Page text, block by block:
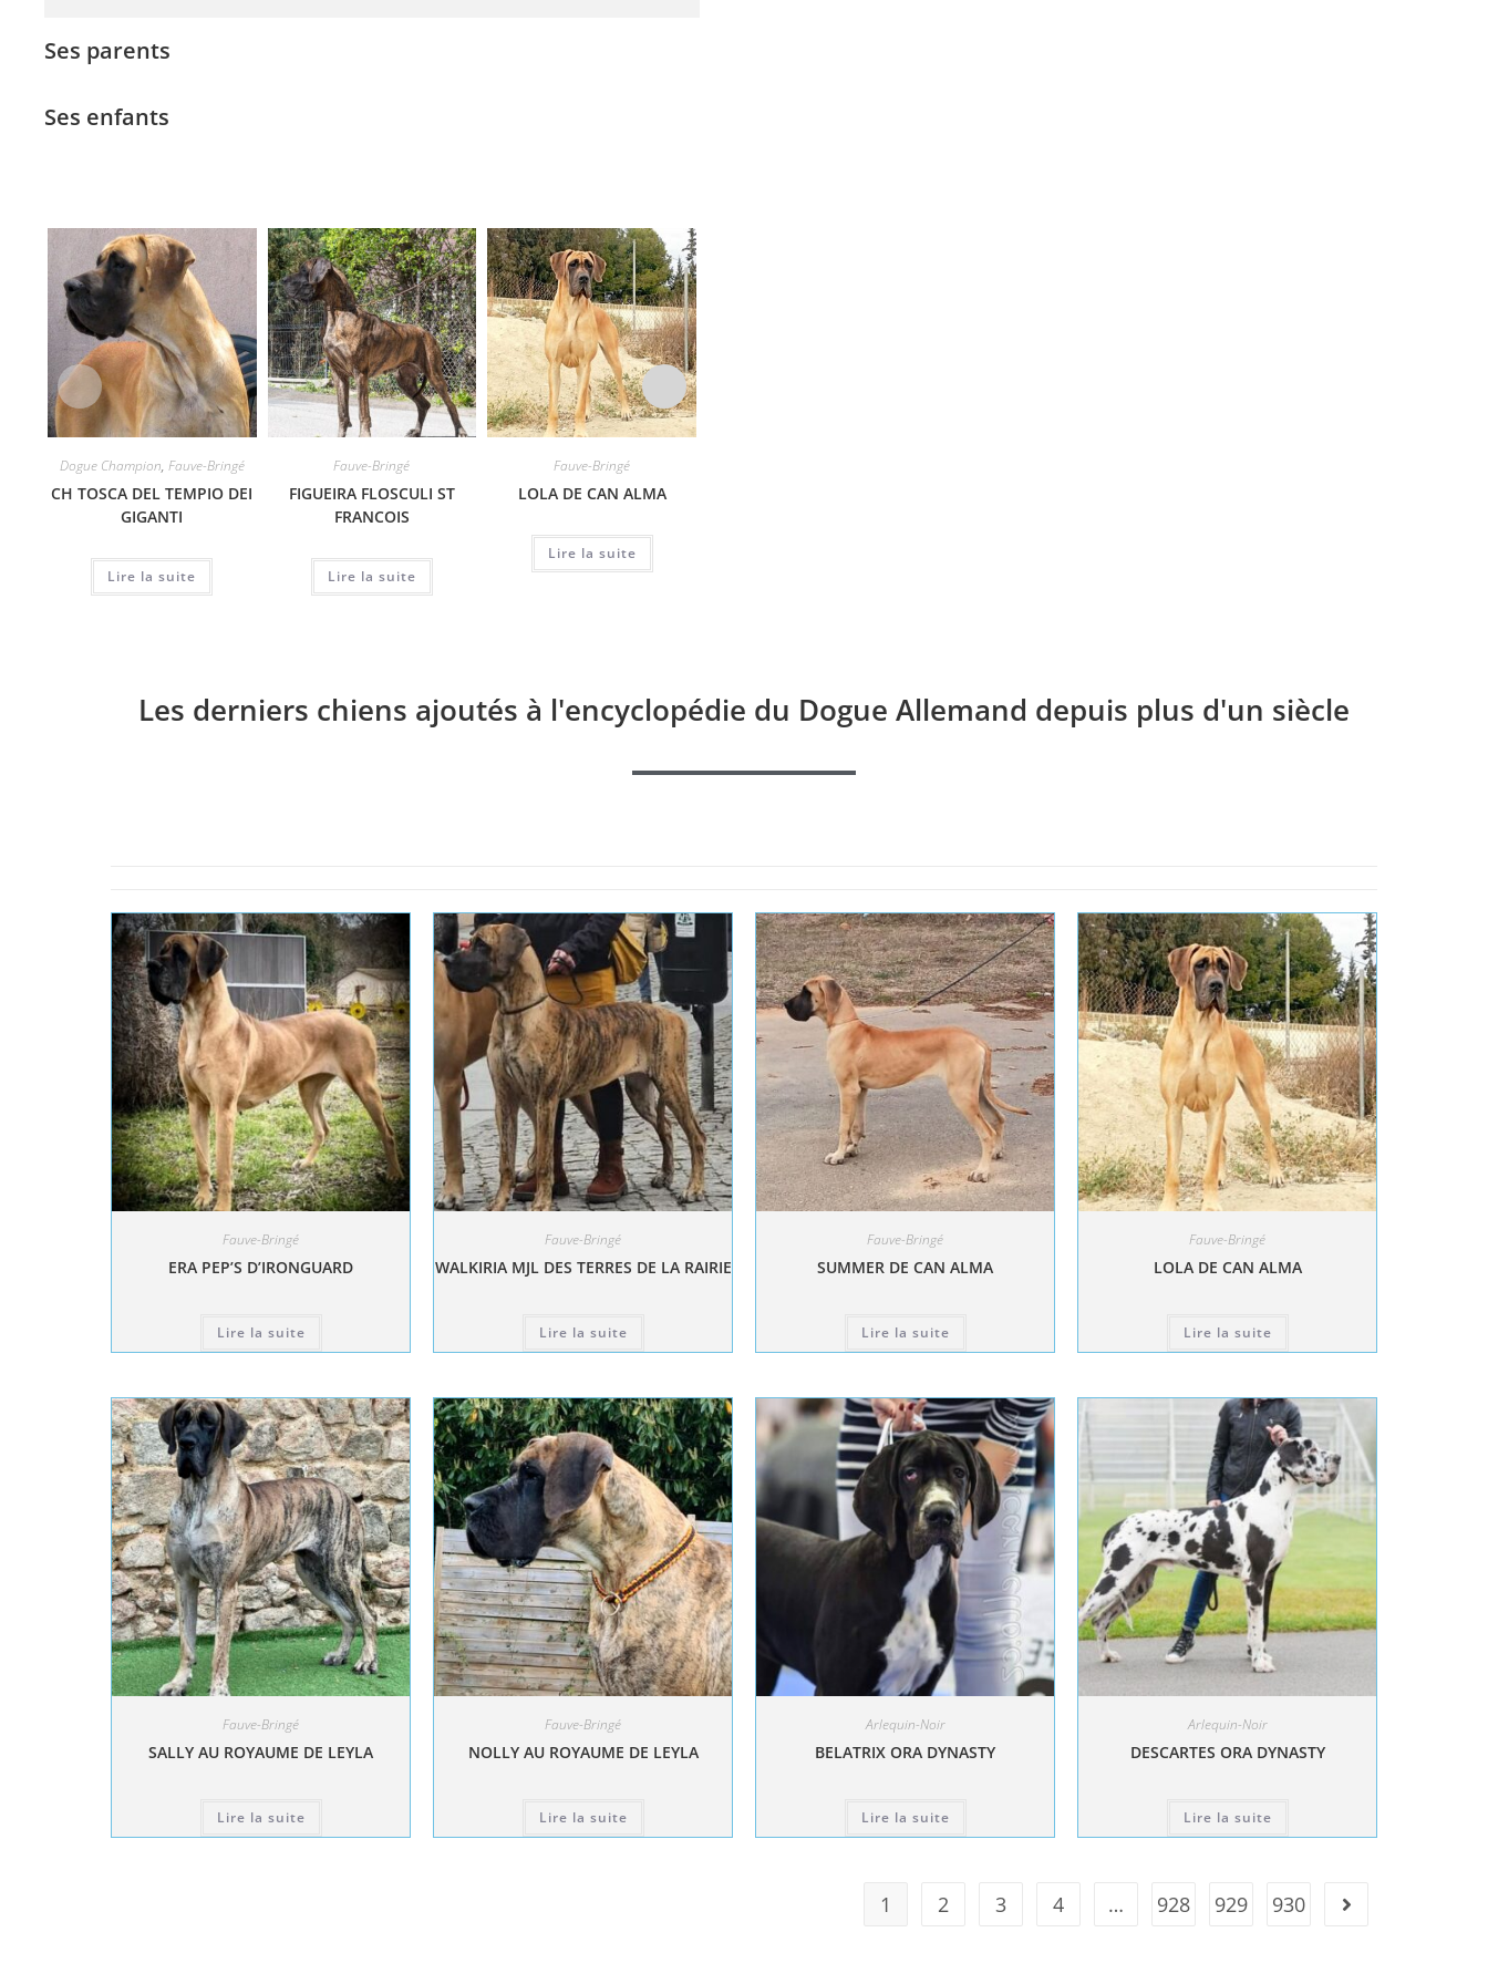
Ses parents
Ses enfants
Dogue Champion, Fauve-Bringé
CH TOSCA DEL TEMPIO DEI
GIGANTI
Lire la suite
Fauve-Bringé
FIGUEIRA FLOSCULI ST
FRANCOIS
Lire la suite
Fauve-Bringé
LOLA DE CAN ALMA
Lire la suite
Les derniers chiens ajoutés à l'encyclopédie du Dogue Allemand depuis plus d'un siècle
Fauve-Bringé
ERA PEP’S D’IRONGUARD
Lire la suite
Fauve-Bringé
WALKIRIA MJL DES TERRES DE LA RAIRIE
Lire la suite
Fauve-Bringé
SUMMER DE CAN ALMA
Lire la suite
Fauve-Bringé
LOLA DE CAN ALMA
Lire la suite
Fauve-Bringé
SALLY AU ROYAUME DE LEYLA
Lire la suite
Fauve-Bringé
NOLLY AU ROYAUME DE LEYLA
Lire la suite
Arlequin-Noir
BELATRIX ORA DYNASTY
Lire la suite
Arlequin-Noir
DESCARTES ORA DYNASTY
Lire la suite
1 2 3 4 … 928 929 930